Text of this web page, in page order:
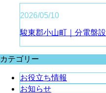
2026/05/10
駿東郡小山町｜分電盤
カテゴリー
お役立ち情報
お知らせ